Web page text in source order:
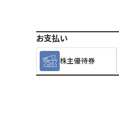
お支払い
株主優待券